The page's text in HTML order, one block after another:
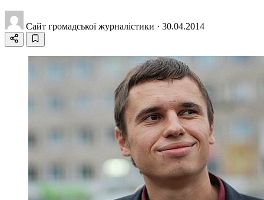
Сайт громадської журналістики · 30.04.2014